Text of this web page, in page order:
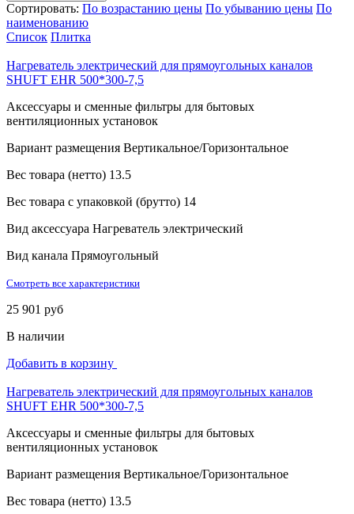
Сортировать: По возрастанию цены По убыванию цены По
наименованию
Список Плитка
Нагреватель электрический для прямоугольных каналов
SHUFT EHR 500*300-7,5
Аксессуары и сменные фильтры для бытовых
вентиляционных установок
Вариант размещения Вертикальное/Горизонтальное
Вес товара (нетто) 13.5
Вес товара с упаковкой (брутто) 14
Вид аксессуара Нагреватель электрический
Вид канала Прямоугольный
Смотреть все характеристики
25 901 руб
В наличии
Добавить в корзину
Нагреватель электрический для прямоугольных каналов
SHUFT EHR 500*300-7,5
Аксессуары и сменные фильтры для бытовых
вентиляционных установок
Вариант размещения Вертикальное/Горизонтальное
Вес товара (нетто) 13.5